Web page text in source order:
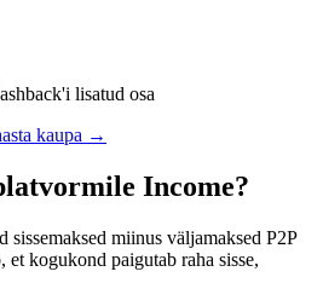
lisatud osa
kaupa →
Income?
sissemaksed miinus väljamaksed P2P
et kogukond paigutab raha sisse,